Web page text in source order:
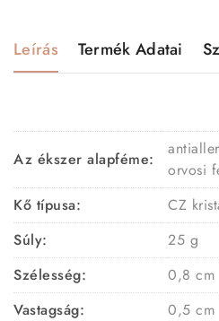
Leírás Termék Adatai
Az ékszer alapféme:
orvosi
Kő típusa:
CZ
Súly:
25 g
Szélesség:
0,8 cm
Vastagság:
0,5 cm